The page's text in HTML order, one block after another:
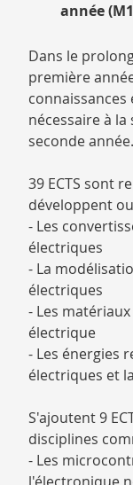
année
Dans le
première
nécessaire à
seconde année.
39 ECTS sont
développent
- Les
électriques
- La
électriques
- Les
électrique
- Les énergies
électriques et
S'ajoutent 9
disciplines
- Les